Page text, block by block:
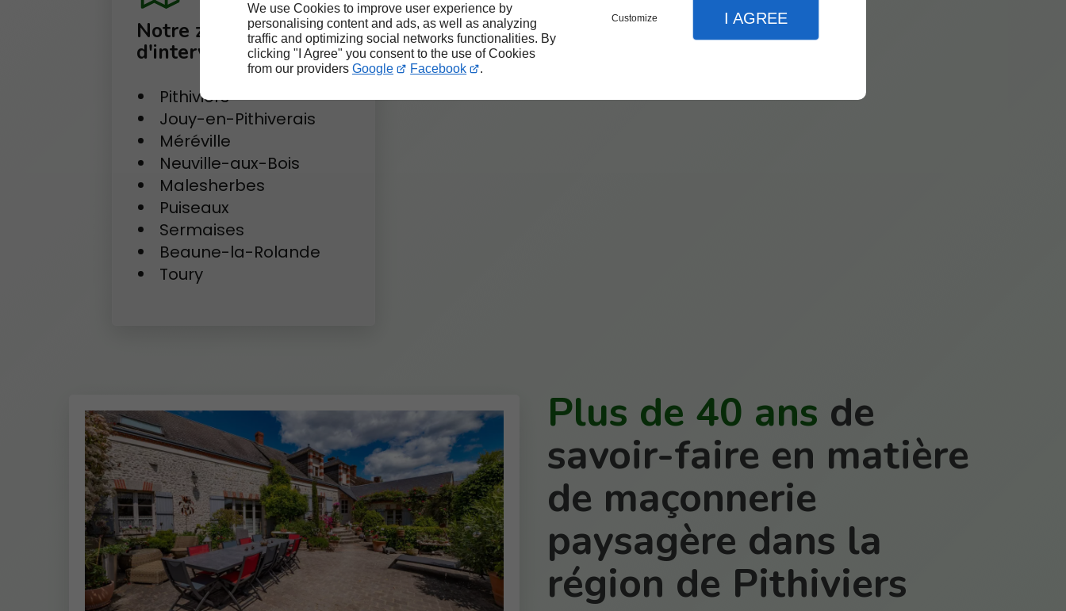
We use Cookies to improve user experience by
personalising content and ads, as well as analyzing
traffic and optimizing social networks functionalities. By
clicking "I Agree" you consent to the use of Cookies
from our providers Google Facebook .
Customize I AGREE
Notre zone
d'intervention
Pithiviers
Jouy-en-Pithiverais
Méréville
Neuville-aux-Bois
Malesherbes
Puiseaux
Sermaises
Beaune-la-Rolande
Toury
Plus de 40 ans de
savoir-faire en matière
de maçonnerie
paysagère dans la
région de Pithiviers